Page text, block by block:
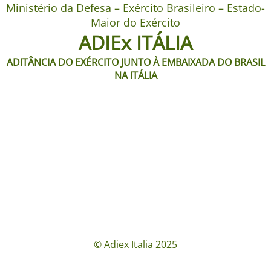
Ministério da Defesa – Exército Brasileiro – Estado-
Maior do Exército
ADIEx ITÁLIA
ADITÂNCIA DO EXÉRCITO JUNTO À EMBAIXADA DO BRASIL
NA ITÁLIA
© Adiex Italia 2025